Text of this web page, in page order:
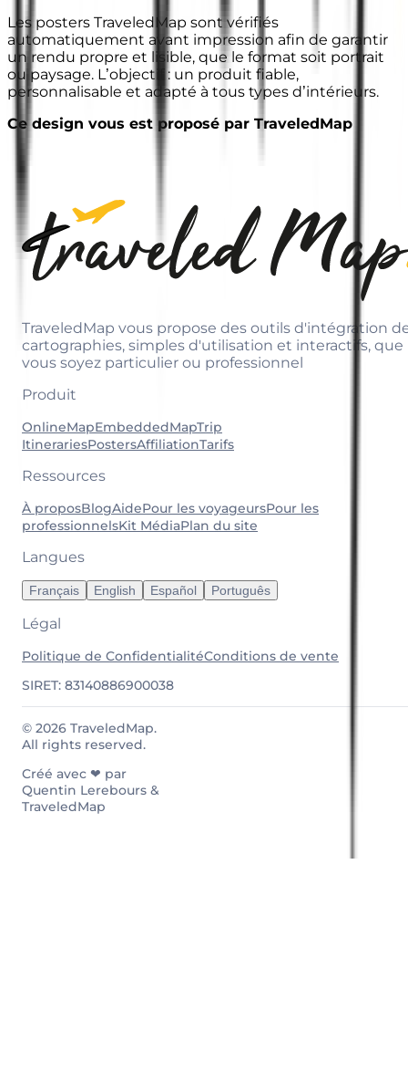
Les posters TraveledMap sont vérifiés
automatiquement avant impression afin de garantir
un rendu propre et lisible, que le format soit portrait
ou paysage. L’objectif : un produit fiable,
personnalisable et adapté à tous types d’intérieurs.
Ce design vous est proposé par TraveledMap
TraveledMap vous propose des outils d'intégration
cartographies, simples d'utilisation et interactifs, que
vous soyez particulier ou professionnel
Produit
OnlineMapEmbeddedMapTrip
ItinerariesPostersAffiliationTarifs
Ressources
À proposBlogAidePour les voyageursPour les
professionnelsKit MédiaPlan du site
Langues
Français English Español Português
Légal
Politique de ConfidentialitéConditions de vente
SIRET: 83140886900038
© 2026 TraveledMap.
All rights reserved.
Créé avec ❤ par
Quentin Lerebours &
TraveledMap